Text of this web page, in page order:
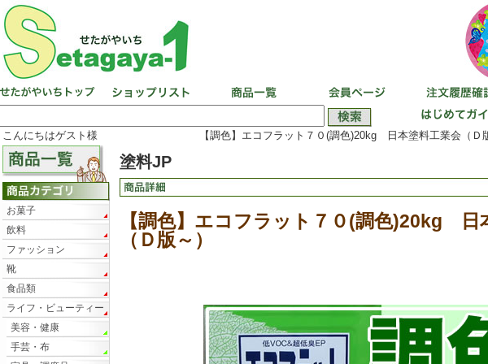
こんにちはゲスト様 【調色】エコフラット７０(調色)20kg 日本塗料工業会（Ｄ
塗料JP
【調色】エコフラット７０(調色)20kg 日
（Ｄ版～）
お菓子
飲料
ファッション
靴
食品類
ライフ・ビューティー
美容・健康
手芸・布